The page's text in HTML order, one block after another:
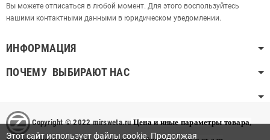
Вы можете отписаться в любой момент. Для этого воспользуйтесь
нашими контактными данными в юридическом уведомлении.
ИНФОРМАЦИЯ
ПОЧЕМУ ВЫБИРАЮТ НАС
Copyright © 2022 mirsweta.ruЦена и иные параметры товара,
Этот сайт использует файлы cookie. Продолжая